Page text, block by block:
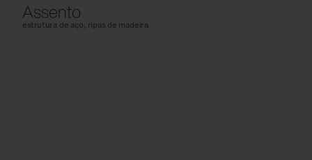
Assento
estrutura de aço, ripas de madeira